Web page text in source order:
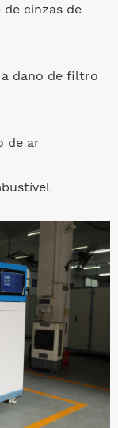
cinzas de
dano de filtro
de ar